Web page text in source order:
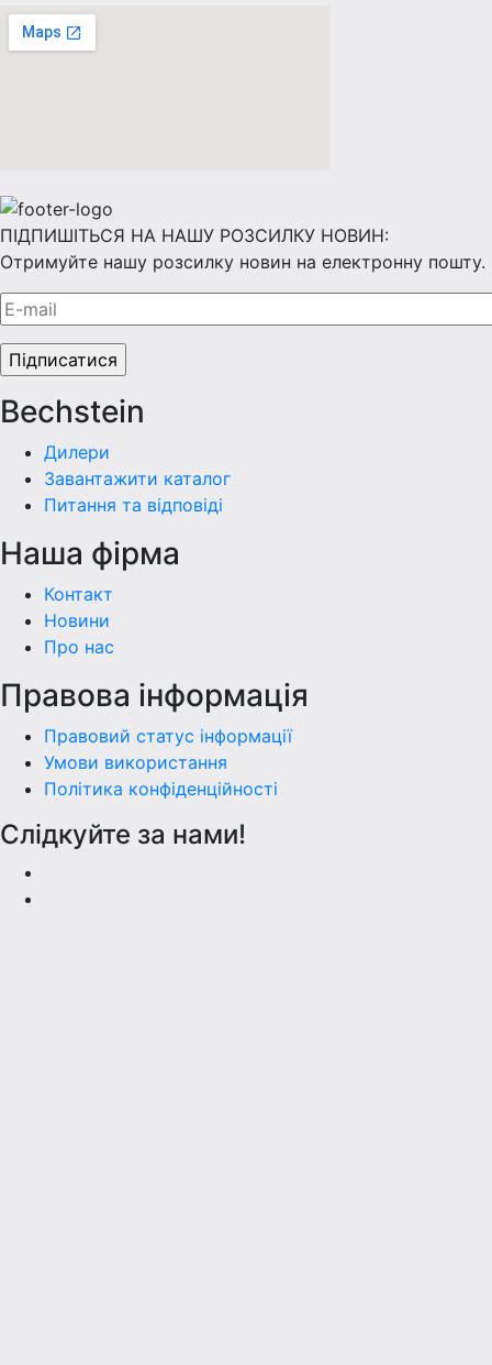
ПІДПИШІТЬСЯ НА НАШУ РОЗСИЛКУ НОВИН:
Отримуйте нашу розсилку новин на електронну пошту.
Bechstein
Дилери
Завантажити каталог
Питання та відповіді
Наша фiрма
Контакт
Новини
Про нас
Правова інформація
Правовий статус інформації
Умови використання
Політика конфіденційності
Слідкуйте за нами!